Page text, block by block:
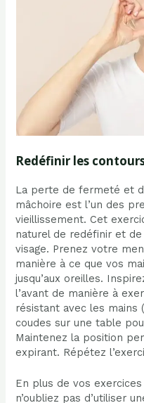
Redéfinir les
La perte de fermeté et
mâchoire est l’un des
vieillissement. Cet
naturel de redéfinir et
visage. Prenez votre
manière à ce que vos
jusqu’aux oreilles.
l’avant de manière à
résistant avec les mains
coudes sur une table
Maintenez la position
expirant. Répétez
En plus de vos
n’oubliez pas d’utiliser